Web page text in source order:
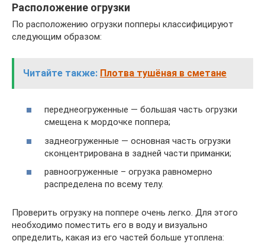
Расположение огрузки
По расположению огрузки попперы классифицируют
следующим образом:
Читайте также: Плотва тушёная в сметане
переднеогруженные — большая часть огрузки
смещена к мордочке поппера;
заднеогруженные — основная часть огрузки
сконцентрирована в задней части приманки;
равноогруженные – огрузка равномерно
распределена по всему телу.
Проверить огрузку на поппере очень легко. Для этого
необходимо поместить его в воду и визуально
определить, какая из его частей больше утоплена: